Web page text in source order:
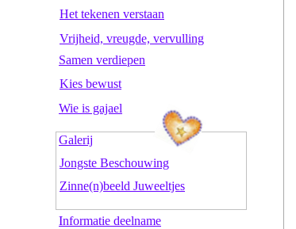
Vrijheid, vreugde, vervulling
Het tekenen verstaan
Samen verdiepen
Kies bewust
Wie is gajael
Galerij
Jongste Beschouwing
Zinne(n)beeld Juweeltjes
Informatie deelname